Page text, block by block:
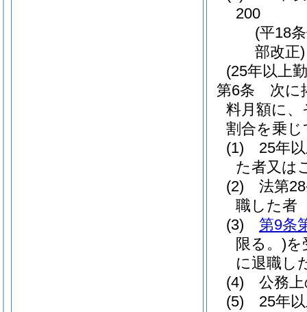
200
(平18
部改正)
(25年以上
第6条
次に
料月額に
割合を乗
(1)
25年
た者又は
(2)
法第
職した者
(3)
第9条
限る。)を
に退職し
(4)
公務
(5)
25年